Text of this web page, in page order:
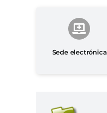
Sede electrónica